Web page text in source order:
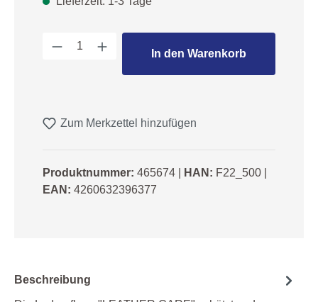
Produkt Anzahl: Gib den
In den Warenkorb
Zum Merkzettel hinzufügen
Produktnummer: 465674 HAN: F22_500
EAN: 4260632396377
Beschreibung